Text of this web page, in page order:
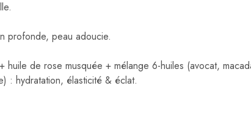
profonde, peau adoucie.
huile de rose musquée + mélange 6-huiles (avocat,
: hydratation, élasticité & éclat.